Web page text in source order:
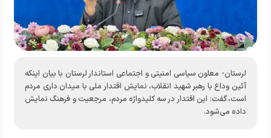
لرستان- معاون سیاسی امنیتی و اجتماعی استاندار لرستان با بیان اینکه
آئین وداع با رهبر شهید انقلاب، نمایش اقتدار ملی با میدان داری مردم
است، گفت: این اقتدار در سه کلیدواژه مردم، مرجعیت و فرهنگ نمایش
داده می‌شود.